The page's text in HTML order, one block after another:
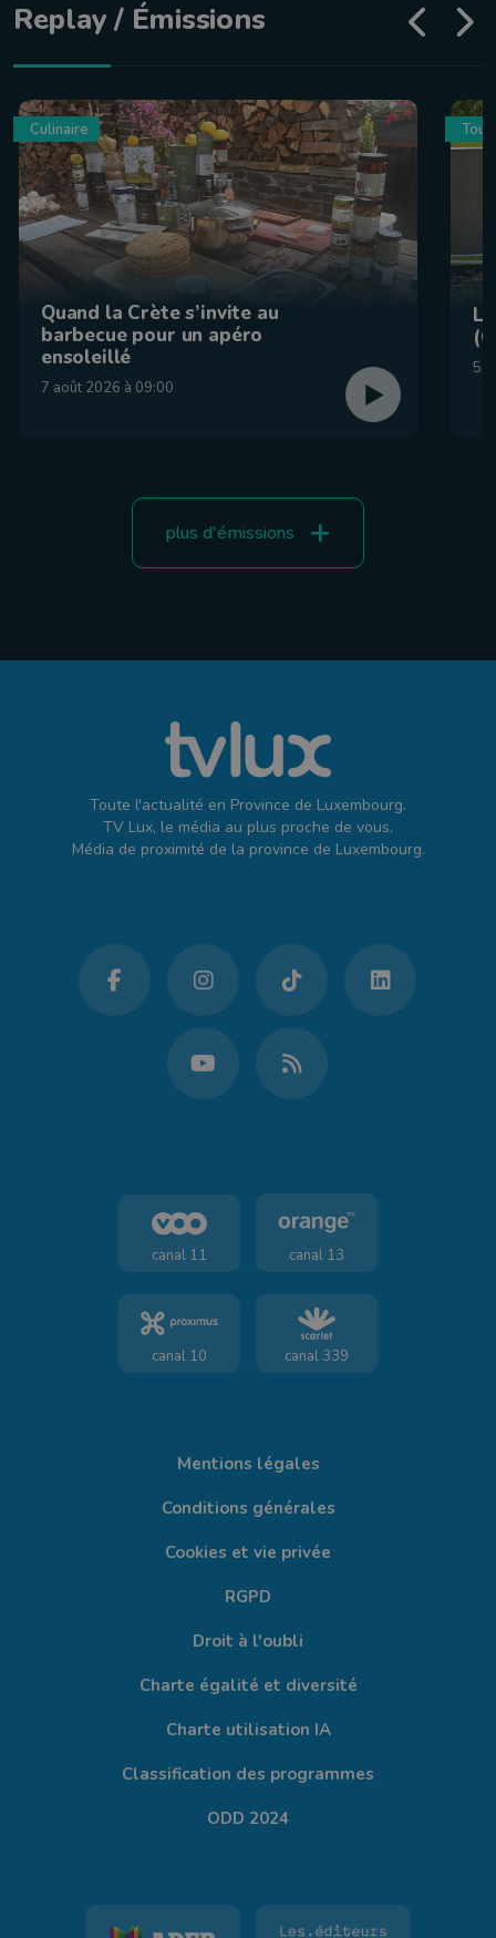
Replay / Émissions
Culinaire
Quand la Crète s’invite au
barbecue pour un apéro
ensoleillé
7 août 2026 à 09:00
5
plus d'émissions
Toute l'actualité en Province de Luxembourg.
TV Lux, le média au plus proche de vous.
Média de proximité de la province de Luxembourg.
canal 11 canal 13
canal 10 canal 339
Mentions légales
Conditions générales
Cookies et vie privée
RGPD
Droit à l'oubli
Charte égalité et diversité
Charte utilisation IA
Classification des programmes
ODD 2024